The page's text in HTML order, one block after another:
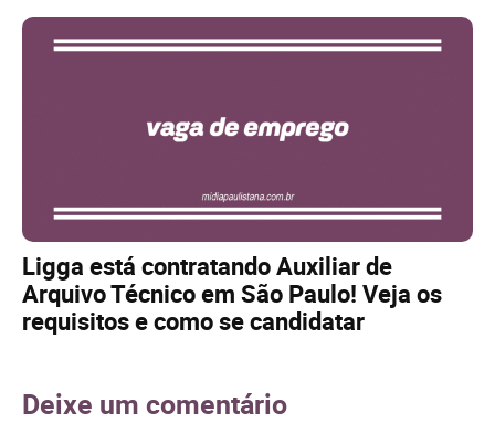
Ligga está contratando Auxiliar de
Arquivo Técnico em São Paulo! Veja os
requisitos e como se candidatar
Deixe um comentário